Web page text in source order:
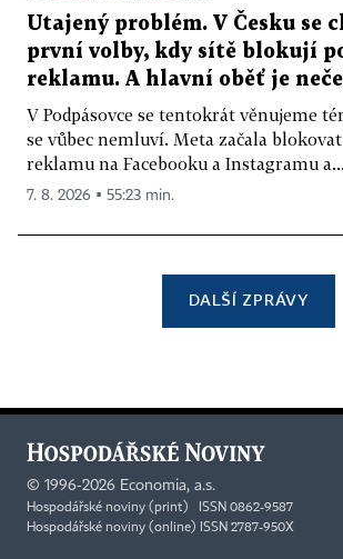
Utajený problém. V Česku se
první volby, kdy sítě blokují
reklamu. A hlavní oběť je
V Podpásovce se tentokrát věnujeme
se vůbec nemluví. Meta začala
reklamu na Facebooku a Instagramu a...
7. 8. 2026 ▪ 55:23 min.
DALŠÍ ZPRÁVY
© 1996-2026 Economia, a.s.
Hospodářské noviny (print) ISSN 0862-9587
Hospodářské noviny (online) ISSN 2787-950X